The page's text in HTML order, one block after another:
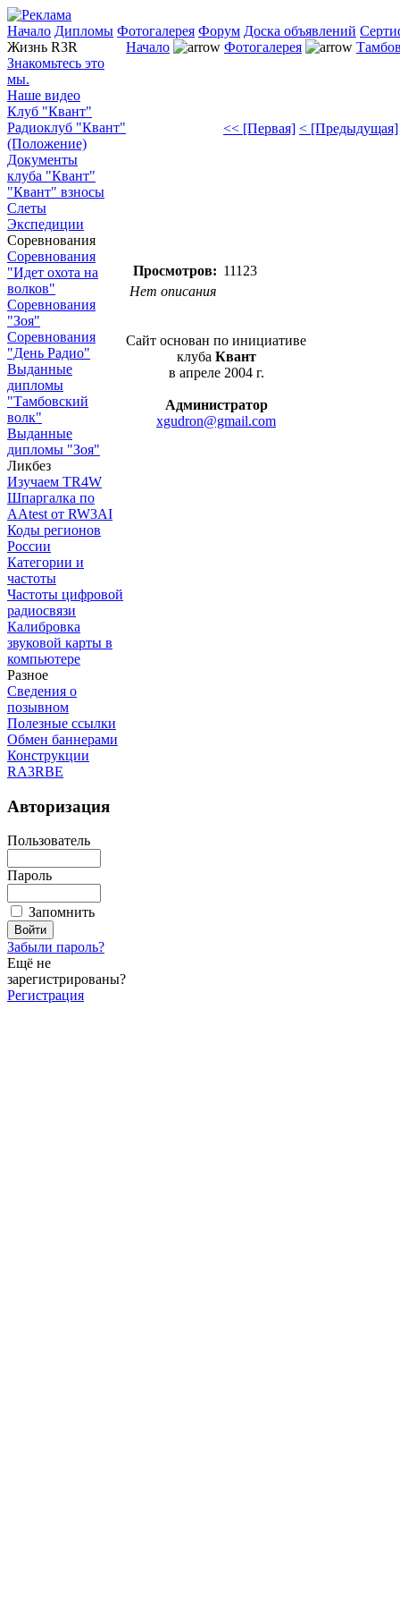
Начало Дипломы Фотогалерея Форум Доска объявлений
Жизнь R3R
Знакомьтесь это
мы.
Наше видео
Клуб "Квант"
Радиоклуб "Квант"
(Положение)
Документы
клуба "Квант"
"Квант" взносы
Слеты
Экспедиции
Соревнования
Соревнования
"Идет охота на
волков"
Соревнования
"Зоя"
Соревнования
"День Радио"
Выданные
дипломы
"Тамбовский
волк"
Выданные
дипломы "Зоя"
Ликбез
Изучаем TR4W
Шпаргалка по
AAtest от RW3AI
Коды регионов
России
Категории и
частоты
Частоты цифровой
радиосвязи
Калибровка
звуковой карты в
компьютере
Разное
Сведения о
позывном
Полезные ссылки
Обмен баннерами
Конструкции
RA3RBE
Авторизация
Пользователь
Пароль
Запомнить
Забыли пароль?
Ещё не
зарегистрированы?
Регистрация
Начало Фотогалерея
<< [Первая] < [Предыдущая]
Просмотров: 11123
Нет описания
Сайт основан по инициативе
клуба Квант
в апреле 2004 г.
Администратор
xgudron@gmail.com